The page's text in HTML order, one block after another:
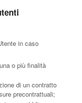
in caso
o più finalità
di un contratto
precontrattuali;